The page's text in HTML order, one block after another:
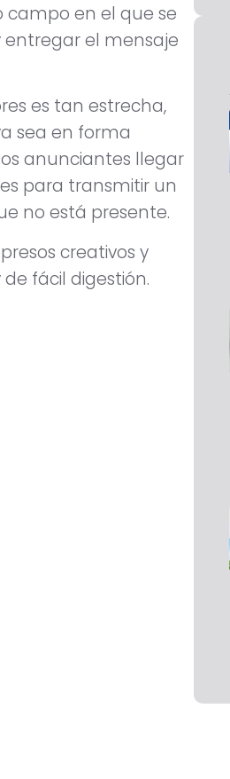
campo en el que se
entregar el mensaje
es tan estrecha,
sea en forma
anunciantes llegar
para transmitir un
no está presente.
creativos y
fácil digestión.